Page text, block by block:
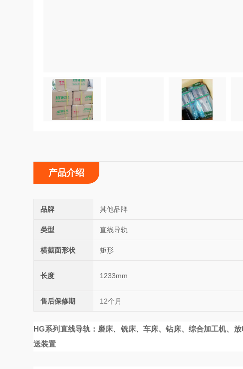
产品介绍
品牌 其他品牌
类型 直线导轨
横截面形状 矩形
长度 1233mm
售后保修期 12个月
HG系列直线导轨：磨床、铣床、车床、钻床、综合加工机、
送装置